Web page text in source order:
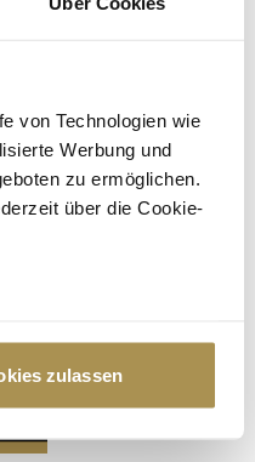
von Technologien wie
Werbung und
zu ermöglichen.
über die Cookie-
im
zulassen